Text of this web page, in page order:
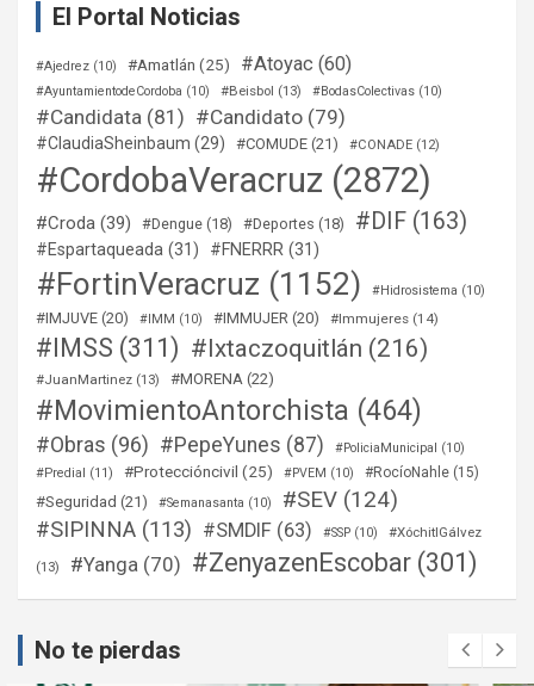
El Portal Noticias
#Ajedrez (10) #Amatlán (25) #Atoyac (60)
#AyuntamientodeCordoba (10) #Beisbol (13) #BodasColectivas (10)
#Candidata (81) #Candidato (79)
#ClaudiaSheinbaum (29) #COMUDE (21) #CONADE (12)
#CordobaVeracruz (2872)
#Croda (39) #Dengue (18) #Deportes (18) #DIF (163)
#Espartaqueada (31) #FNERRR (31)
#FortinVeracruz (1152) #Hidrosistema (10)
#IMJUVE (20) #IMM (10) #IMMUJER (20) #Immujeres (14)
#IMSS (311) #Ixtaczoquitlán (216)
#JuanMartinez (13) #MORENA (22)
#MovimientoAntorchista (464)
#Obras (96) #PepeYunes (87) #PoliciaMunicipal
(10)
#Predial
(11) #Proteccióncivil (25) #PVEM (10) #RocíoNahle (15)
#Seguridad (21) #Semanasanta (10) #SEV (124)
#SIPINNA (113) #SMDIF (63) #SSP (10) #XóchitlGálvez
(13) #Yanga (70) #ZenyazenEscobar (301)
No te pierdas